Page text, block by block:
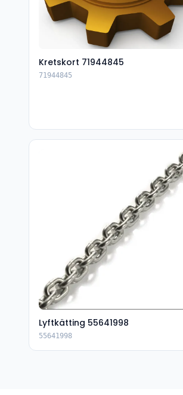
Kretskort 71944845
71944845
Lyftkätting 55641998
55641998